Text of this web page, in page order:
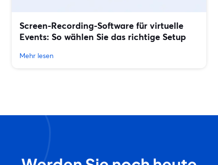
Screen-Recording-Software für virtuelle
Events: So wählen Sie das richtige Setup
Mehr lesen